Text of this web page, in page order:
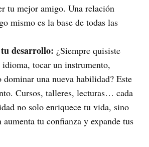
tu mejor amigo. Una relación
mismo es la base de todas las
desarrollo: ¿Siempre quisiste
idioma, tocar un instrumento,
dominar una nueva habilidad? Este
Cursos, talleres, lecturas… cada
no solo enriquece tu vida, sino
aumenta tu confianza y expande tus